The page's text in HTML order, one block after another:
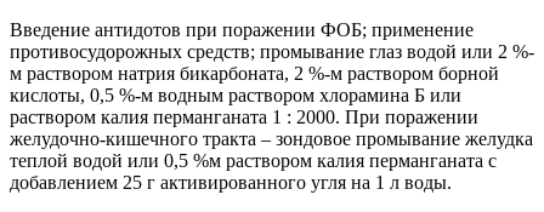
Введение антидотов при поражении ФОБ; применение
противосудорожных средств; промывание глаз водой или 2 %-
м раствором натрия бикарбоната, 2 %-м раствором борной
кислоты, 0,5 %-м водным раствором хлорамина Б или
раствором калия перманганата 1 : 2000. При поражении
желудочно-кишечного тракта – зондовое промывание желудка
теплой водой или 0,5 %м раствором калия перманганата с
добавлением 25 г активированного угля на 1 л воды.